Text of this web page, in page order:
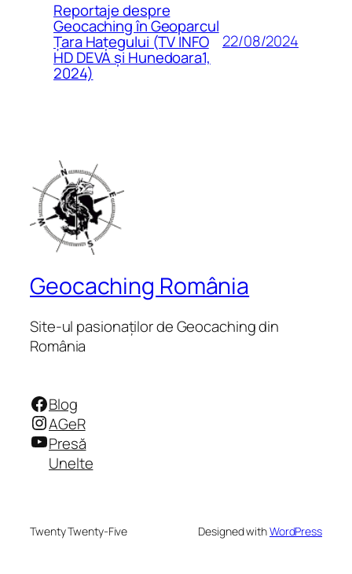
Reportaje despre
Geocaching în Geoparcul
Țara Hațegului (TV INFO
HD DEVA și Hunedoara1,
2024)
22/08/2024
Geocaching România
Site-ul pasionaților de Geocaching din
România
Facebook
Instagram
YouTube
Blog
AGeR
Presă
Unelte
Twenty Twenty-Five Designed withWordPress